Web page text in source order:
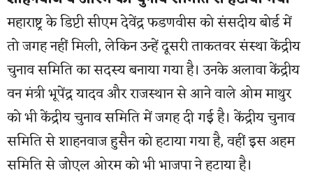
महाराष्ट्र के डिप्टी सीएम देवेंद्र फडणवीस को संसदीय बोर्ड में
तो जगह नहीं मिली, लेकिन उन्हें दूसरी ताकतवर संस्था केंद्रीय
चुनाव समिति का सदस्य बनाया गया है। उनके अलावा केंद्रीय
वन मंत्री भूपेंद्र यादव और राजस्थान से आने वाले ओम माथुर
को भी केंद्रीय चुनाव समिति में जगह दी गई है। केंद्रीय चुनाव
समिति से शाहनवाज हुसैन को हटाया गया है, वहीं इस अहम
समिति से जोएल ओरम को भी भाजपा ने हटाया है।